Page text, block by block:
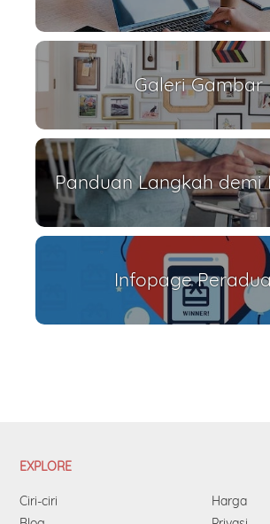
Galeri Gambar
Panduan Langkah demi
Infopage
EXPLORE
Ciri-ciri
Harga